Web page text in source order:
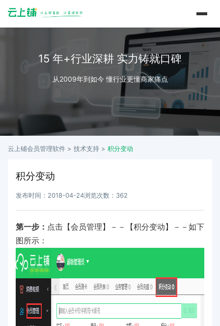
15 年+行业深耕 实力铸就口碑
从2009年到如今 懂行业更懂商家痛点
云上铺会员管理软件 > 技术支持 > 积分变动
积分变动
发布时间：2018-04-24浏览次数：362
第一步： 点击【会员管理】－－【积分变动】－－如下
图所示：